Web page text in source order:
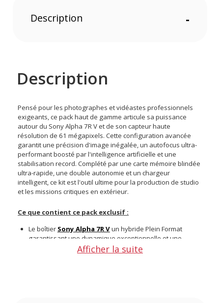
Description -
Description
Pensé pour les photographes et vidéastes professionnels
exigeants, ce pack haut de gamme articule sa puissance
autour du Sony Alpha 7R V et de son capteur haute
résolution de 61 mégapixels. Cette configuration avancée
garantit une précision d'image inégalée, un autofocus ultra-
performant boosté par l'intelligence artificielle et une
stabilisation record. Complété par une carte mémoire blindée
ultra-rapide, une double autonomie et un chargeur
intelligent, ce kit est l'outil ultime pour la production de studio
et les missions critiques en extérieur.
Ce que contient ce pack exclusif :
Le boîtier Sony Alpha 7R Vun hybride Plein Format
garantissant une dynamique exceptionnelle et une
montée en sensibilité maîtrisée pour la basse lumière
Afficher la suite